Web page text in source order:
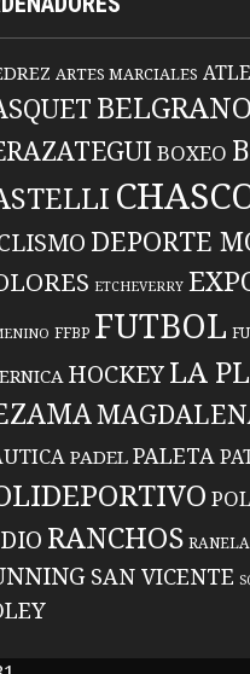
ARTES MARCIALES
BELGRANO
BOXEO
DEPORTE
ETCHEVERRY
FFBP FUTBOL
HOCKEYLA
PADEL PALETA
RANCHOS
SAN VICENTE